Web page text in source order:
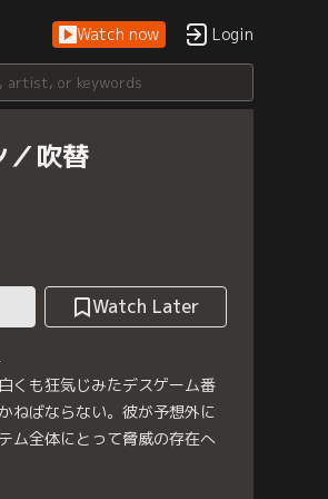
Watch now Login
／吹替
Watch Later
くも狂気じみたデスゲーム番
ねばならない。彼が予想外に
ム全体にとって脅威の存在へ